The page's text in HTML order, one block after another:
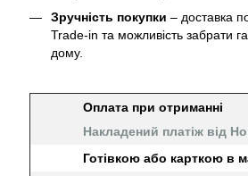
Зручність покупки – доставка
Trade-in та можливість забрати
дому.
Оплата при отриманні
Накладений платіж від
Готівкою або карткою в